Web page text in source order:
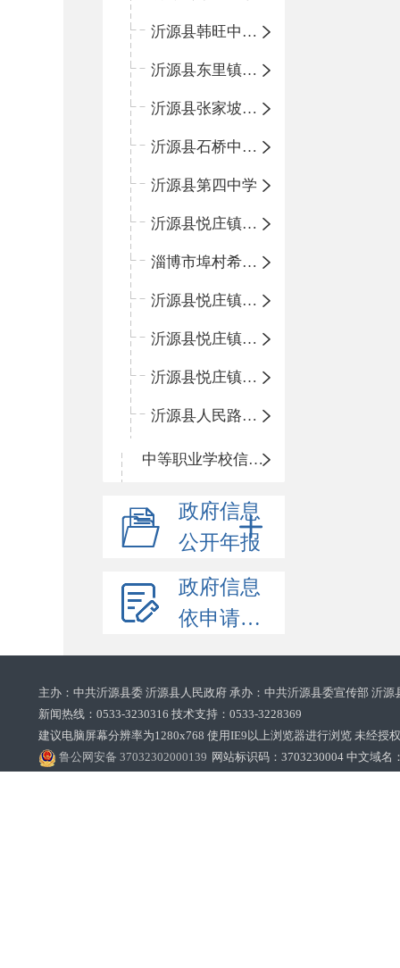
沂源县韩旺中心学校
沂源县东里镇中心小学
沂源县张家坡中心学校
沂源县石桥中心学校
沂源县第四中学
沂源县悦庄镇中心小学
淄博市埠村希望小学
沂源县悦庄镇青龙山小学
沂源县悦庄镇鲍庄完小
沂源县悦庄镇赵庄小学
沂源县人民路小学
中等职业学校信息公开
政府信息
公开年报
政府信息
依申请公开
主办：中共沂源县委 沂源县人民政府 承办：中共沂源县委宣传部 沂
新闻热线：0533-3230316 技术支持：0533-3228369‌‌
建议电脑屏幕分辨率为1280x768 使用IE9以上浏览器进行浏览 未经授
鲁公网安备 37032302000139 网站标识码：3703230004 中文域名